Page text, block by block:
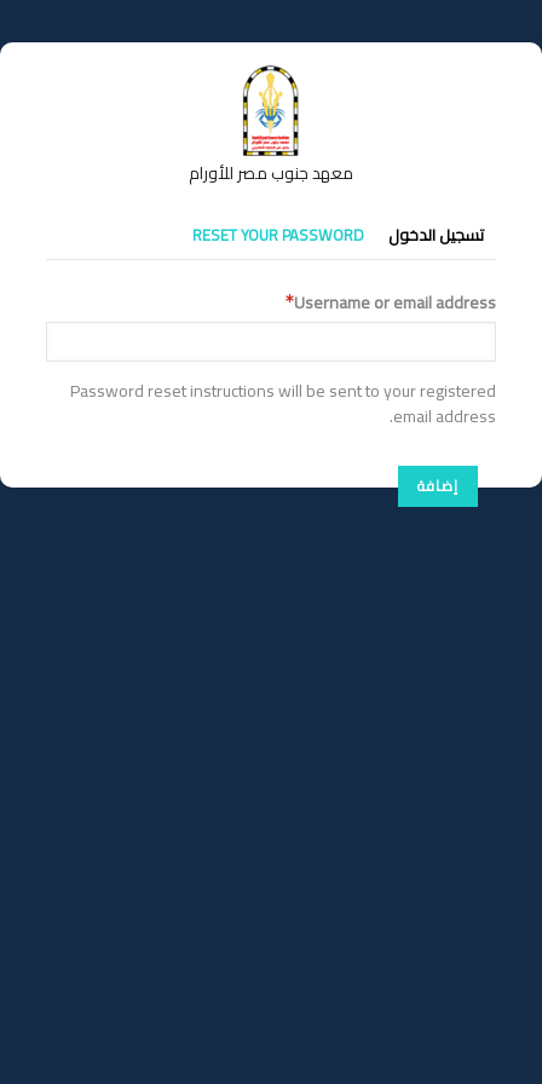
إلى
المحتوى
معهد جنوب مصر للأورام
التبويبات
الأساسية
تسجيل الدخول RESET YOUR PASSWORD
Username or email address
Password reset instructions will be sent to your registered
email address.